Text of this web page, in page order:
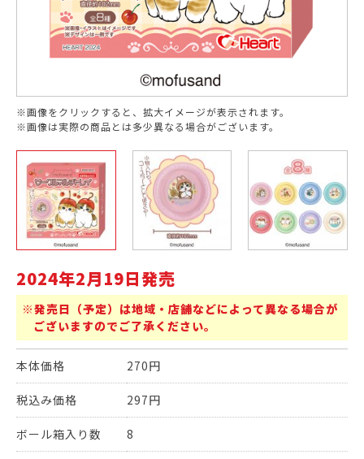
※画像をクリックすると、拡大イメージが表示されます。
※画像は実際の商品とは多少異なる場合がございます。
2024年2月19日発売
※発売日（予定）は地域・店舗などによって異なる場合が
ございますのでご了承ください。
本体価格 270円
税込み価格 297円
ボール箱入り数 8